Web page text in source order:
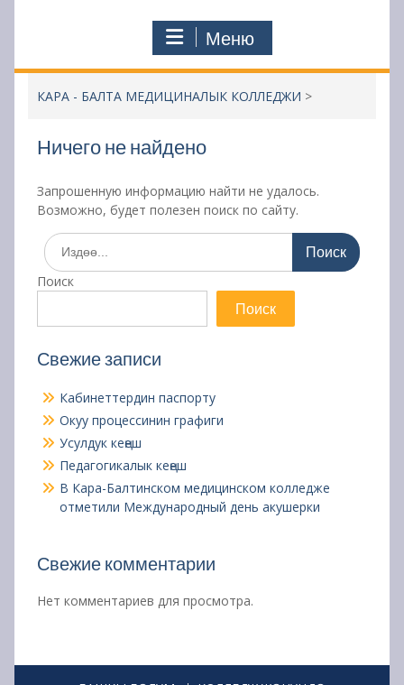
Меню
КАРА - БАЛТА МЕДИЦИНАЛЫК КОЛЛЕДЖИ >
Ничего не найдено
Запрошенную информацию найти не удалось.
Возможно, будет полезен поиск по сайту.
Поиск
по:
Поиск
Поиск
Свежие записи
Кабинеттердин паспорту
Окуу процессинин графиги
Усулдук кеңеш
Педагогикалык кеңеш
В Кара-Балтинском медицинском колледже
отметили Международный день акушерки
Свежие комментарии
Нет комментариев для просмотра.